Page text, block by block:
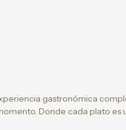
gastronómica
Donde cada plato es